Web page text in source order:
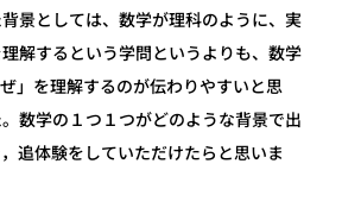
景としては、数学が理科のように、実
解するという学問というよりも、数学
」を理解するのが伝わりやすいと思
数学の１つ１つがどのような背景で出
追体験をしていただけたらと思いま